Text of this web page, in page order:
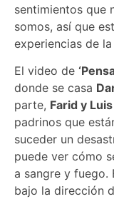
sentimientos que
somos, así que
experiencias de
El video de
donde se casa
parte, Farid y
padrinos que
suceder un
puede ver cómo
a sangre y fuego.
bajo la dirección